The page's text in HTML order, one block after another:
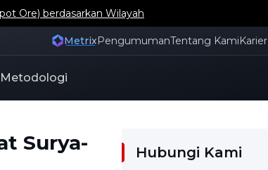
Ore) berdasarkan Wilayah
MetrixPengumumanTentang KamiKarier
Metodologi
Surya-
Hubungi Kami